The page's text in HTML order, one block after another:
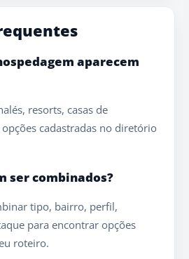
aparecem
resorts, casas de
cadastradas no diretório
ser combinados?
tipo, bairro, perfil,
para encontrar opções
roteiro.